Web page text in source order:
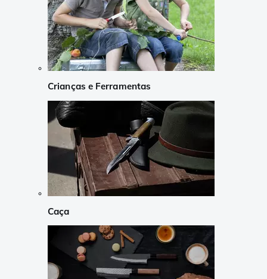
Crianças e Ferramentas
Caça